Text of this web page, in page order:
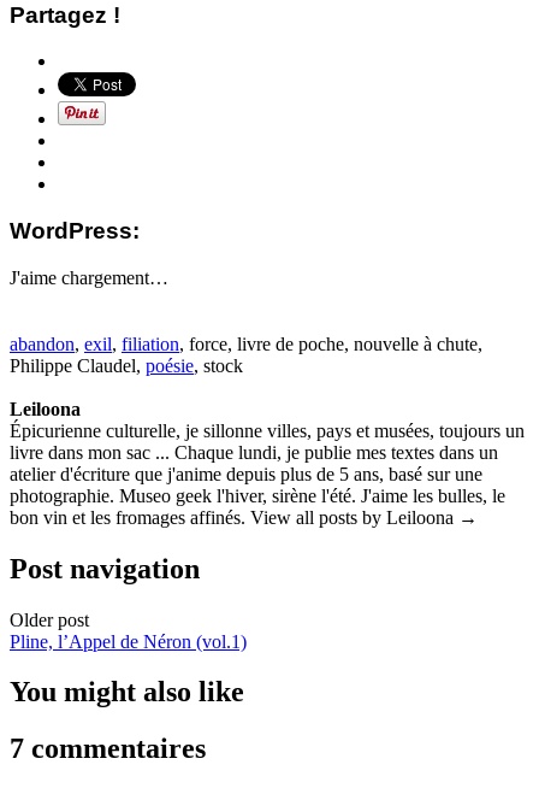
Partagez !
WordPress:
J'aime chargement…
abandon, exil, filiation, force, livre de poche, nouvelle à chute,
Philippe Claudel, poésie, stock
Leiloona
Épicurienne culturelle, je sillonne villes, pays et musées, toujours un
livre dans mon sac ... Chaque lundi, je publie mes textes dans un
atelier d'écriture que j'anime depuis plus de 5 ans, basé sur une
photographie. Museo geek l'hiver, sirène l'été. J'aime les bulles, le
bon vin et les fromages affinés. View all posts by Leiloona →
Post navigation
Older post
Pline, l’Appel de Néron (vol.1)
You might also like
7 commentaires